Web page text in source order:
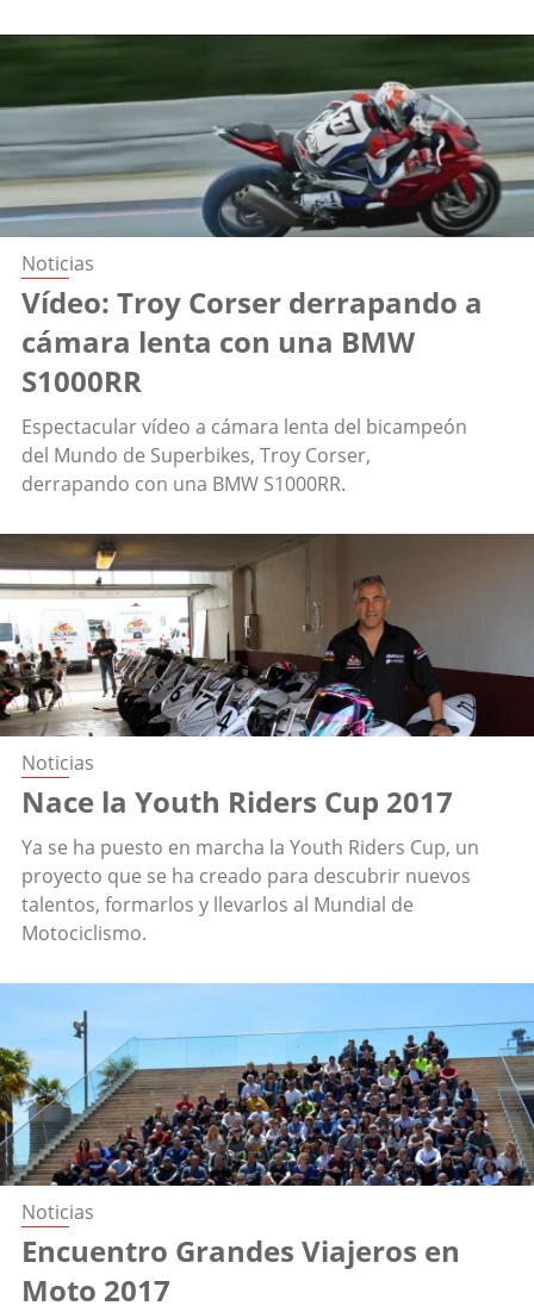
Noticias
Vídeo: Troy Corser derrapando a
cámara lenta con una BMW
S1000RR
Espectacular vídeo a cámara lenta del bicampeón
del Mundo de Superbikes, Troy Corser,
derrapando con una BMW S1000RR.
Noticias
Nace la Youth Riders Cup 2017
Ya se ha puesto en marcha la Youth Riders Cup, un
proyecto que se ha creado para descubrir nuevos
talentos, formarlos y llevarlos al Mundial de
Motociclismo.
Noticias
Encuentro Grandes Viajeros en
Moto 2017